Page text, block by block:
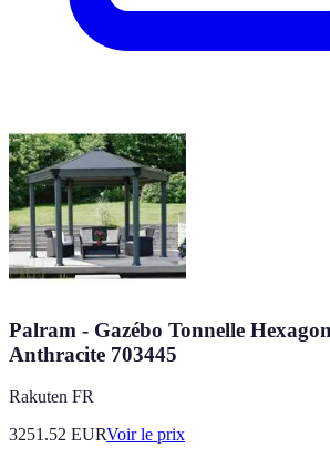
Palram - Gazébo Tonnelle
Anthracite 703445
Rakuten FR
3251.52 EURVoir le prix